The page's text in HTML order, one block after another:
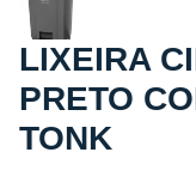
LIXEIRA
PRETO
TONK